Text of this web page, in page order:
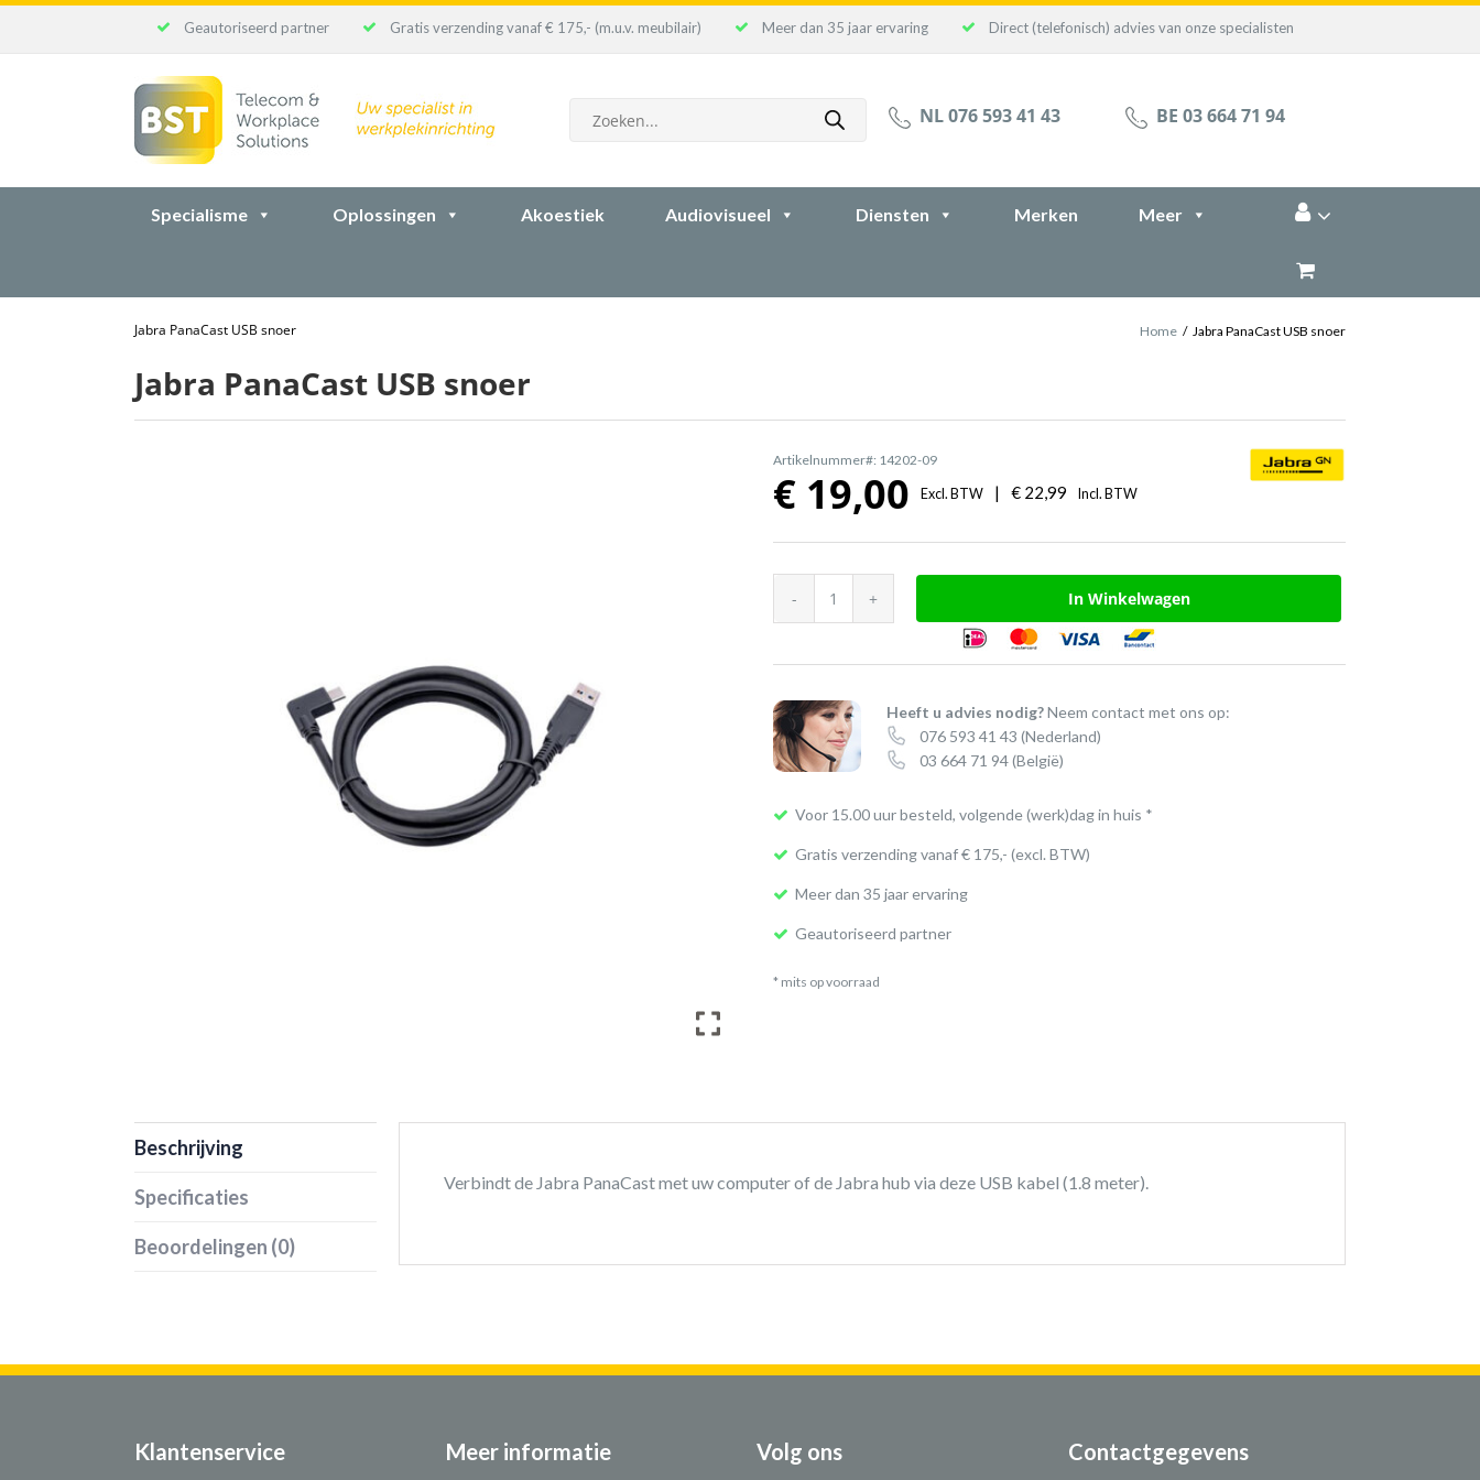
Geautoriseerd partner Gratis verzending vanaf € 175,- (m.u.v. meubilair) Meer dan 35 jaar ervaring Direct (telefonisch) advies van onze specialisten
zoeken NL 076 593 41 43 BE 03 664 71 94
Specialisme Oplossingen Akoestiek Audiovisueel Diensten Merken Meer
Jabra PanaCast USB snoer Home / Jabra PanaCast USB snoer
Jabra PanaCast USB snoer
Artikelnummer#: 14202-09
€ 19,00 Excl. BTW | € 22,99 Incl. BTW
Jabra
PanaCast
aantal
In Winkelwagen
Heeft u advies nodig?Neem contact met ons op:
076 593 41 43 (Nederland)
03 664 71 94(België)
Voor 15.00 uur besteld, volgende (werk)dag in huis *
Gratis verzending vanaf € 175,- (excl. BTW)
Meer dan 35 jaar ervaring
Geautoriseerd partner
* mits op voorraad
Beschrijving
Specificaties
Beoordelingen (0)
Verbindt de Jabra PanaCast met uw computer of de Jabra hub via deze USB kabel (1.8 meter).
Klantenservice Meer informatie Volg ons Contactgegevens